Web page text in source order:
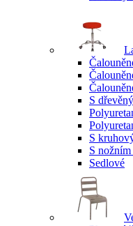
S
S
S
Sedlové